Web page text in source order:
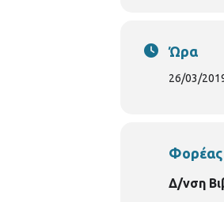
Ώρα
26/03/
Φορέας
Δ/νση